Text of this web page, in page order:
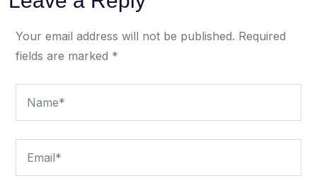
Your email address will not be published. Required
fields are marked *